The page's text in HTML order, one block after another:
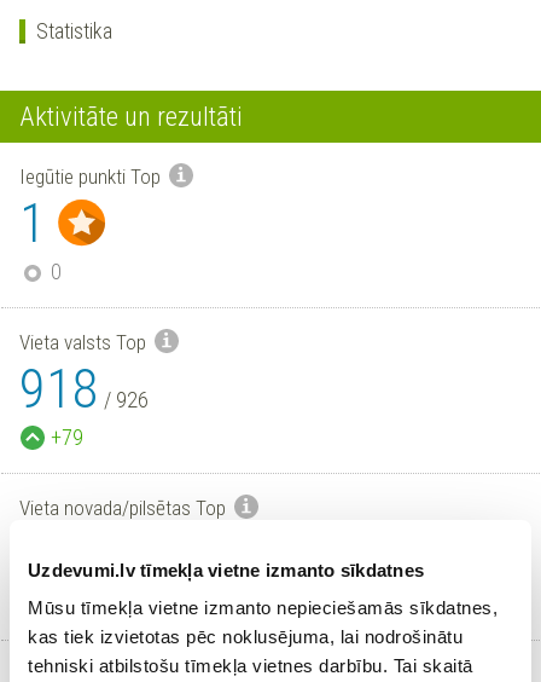
Uzdevumi.lv tīmekļa vietne izmanto sīkdatnes
Mūsu tīmekļa vietne izmanto nepieciešamās sīkdatnes,
kas tiek izvietotas pēc noklusējuma, lai nodrošinātu
tehniski atbilstošu tīmekļa vietnes darbību. Tai skaitā
Statistika
Aktivitāte un rezultāti
Iegūtie punkti Top
1
0
Vieta valsts Top
918 / 926
+79
Vieta novada/pilsētas Top
264/ 265
+20
Aktīvi skolēni